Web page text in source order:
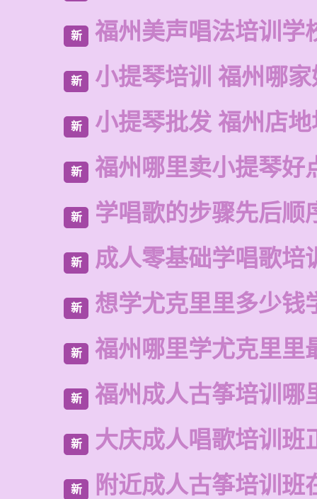
新 福州美声唱法培训学
新 小提琴培训 福州哪
新 小提琴批发 福州店
新 福州哪里卖小提琴好
新 学唱歌的步骤先后顺
新 成人零基础学唱歌培
新 想学尤克里里多少钱
新 福州哪里学尤克里里
新 福州成人古筝培训哪
新 大庆成人唱歌培训班
新 附近成人古筝培训班